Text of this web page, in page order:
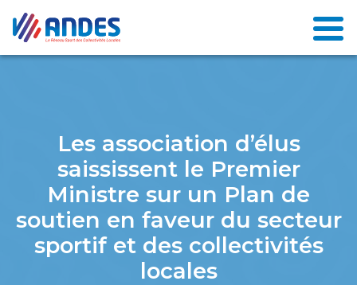
Les association d’élus
saississent le Premier
Ministre sur un Plan de
soutien en faveur du secteur
sportif et des collectivités
locales